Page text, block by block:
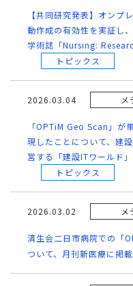
【共同研究発表】オンプ
動作成の有効性を実証し
学術誌「Nursing:
トピックス
2026.03.04 メ
「OPTiM Geo Scan」が
現したことについて、建
営する「建設ITワールド
トピックス
2026.03.02 メ
済生会二日市病院での「
ついて、月刊新医療に掲載